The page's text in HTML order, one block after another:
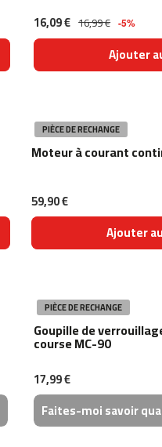
16,09 € 16,99 € -5%
Ajouter
PIÈCE DE RECHANGE
Moteur à courant
59,90 €
Ajouter
PIÈCE DE RECHANGE
Goupille de
course MC-90
17,99 €
Faites-moi savoir